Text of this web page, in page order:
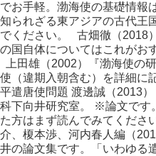
でお手軽。渤海使の基礎情
知られざる東アジアの古代王
でください。 古畑徹（2018
の国自体についてはこれが
上田雄（2002）『渤海使の
使（違期入朝含む）を詳細に
平遣唐使問題 渡邊誠（2013
科下向井研究室。 ※論文です
た方はまず読んでみてくださ
介、榎本渉、河内春人編（
井の論文集です。「いわゆる